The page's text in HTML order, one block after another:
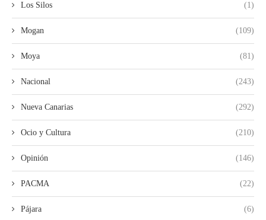
Los Silos (1)
Mogan (109)
Moya (81)
Nacional (243)
Nueva Canarias (292)
Ocio y Cultura (210)
Opinión (146)
PACMA (22)
Pájara (6)